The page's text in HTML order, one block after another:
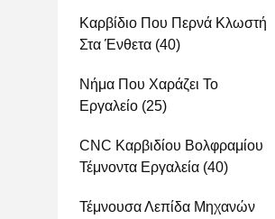
Καρβίδιο Που Περνά Κλωστή
Στα Ένθετα (40)
Νήμα Που Χαράζει Το
Εργαλείο (25)
CNC Καρβιδίου Βολφραμίου
Τέμνοντα Εργαλεία (40)
Τέμνουσα Λεπίδα Μηχανών